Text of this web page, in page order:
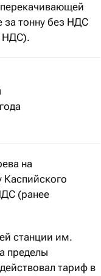
за тонну без НДС
НДС).
на
(ранее
станции им.
пределы
тариф в